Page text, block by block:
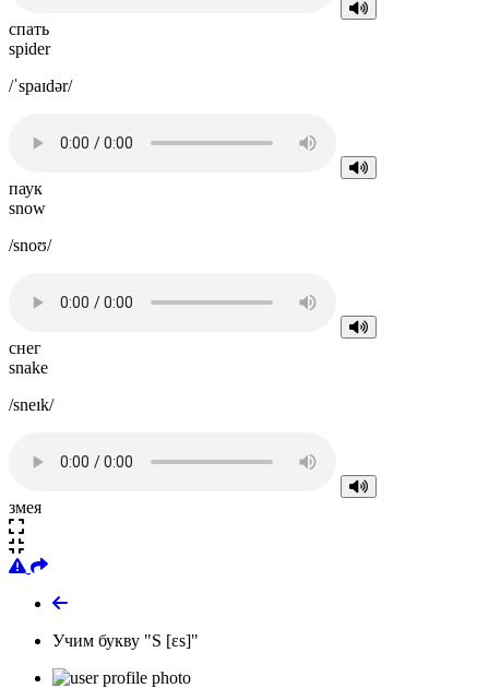
спать
spider
/ˈspaɪdər/
паук
snow
/snoʊ/
снег
snake
/sneɪk/
змея
Учим букву "S [ɛs]"